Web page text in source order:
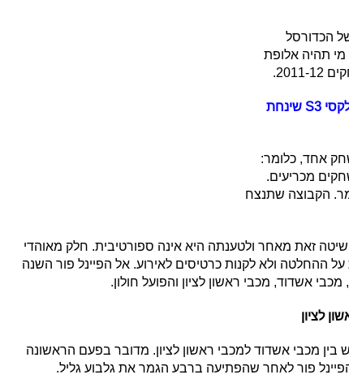
הכדורסל
מי תהיה אלופת
12.
אז מה הולך להיות בסמסונג גלקסי S3 שינחת
אחד, כלומר:
את כל העונה על 3 משחקים מכריעים.
הקבוצה שתנצח
זאת מאחר ולטענתה היא אינה ספורטיבית. חלק מאוהדי
ההחלטה ולא לקנות כרטיסים לאירוע. אל הפיינל פור השנה
אשדוד, מכבי ראשון לציון והפועל חולון.
לציון
בין מכבי אשדוד למכבי ראשון לציון. מדובר בפעם הראשונה
פור לאחר שהפתיעה ברבע הגמר את גלבוע גליל.